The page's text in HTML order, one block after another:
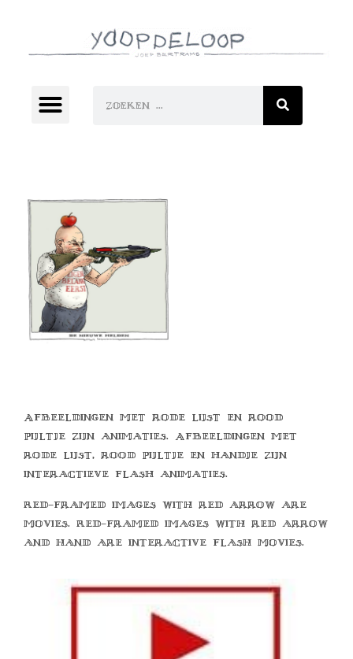
Afbeeldingen met rode lijst en rood
pijltje zijn animaties. Afbeeldingen met
rode lijst, rood pijltje en handje zijn
interactieve flash animaties.
Red-framed images with red arrow are
movies. Red-framed images with red arrow
and hand are interactive flash movies.